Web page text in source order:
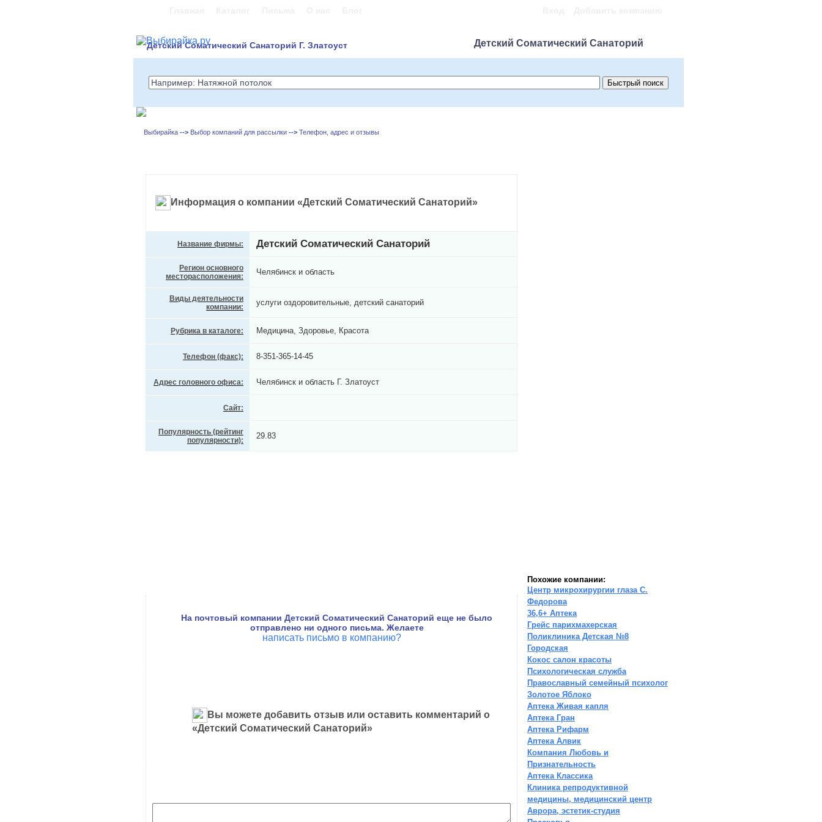
Детский Соматический Санаторий Г. Златоуст Детский Соматический Санаторий
Выбирайка --> Выбор компаний для рассылки --> Телефон, адрес и отзывы
Информация о компании «Детский Соматический Санаторий»
Похожие компании:
Центр микрохирургии глаза С.
Федорова
36,6+ Аптека
Грейс парихмахерская
Поликлиника Детская №8
Городская
Кокос салон красоты
Психологическая служба
Православный семейный психолог
Золотое Яблоко
Аптека Живая капля
Аптека Гран
Аптека Рифарм
Аптека Алвик
Компания Любовь и
Признательность
Аптека Классика
Клиника репродуктивной
медицины, медицинский центр
Аврора, эстетик-студия
Название фирмы: Детский Соматический Санаторий
Регион основного
месторасположения:
Челябинск и область
Виды деятельности
компании:
услуги оздоровительные, детский санаторий
Рубрика в каталоге: Медицина, Здоровье, Красота
Телефон (факс): 8-351-365-14-45
Адрес головного офиса: Челябинск и область Г. Златоуст
Сайт:
Популярность (рейтинг
популярности):
29.83
На почтовый компании Детский Соматический Санаторий еще не было
отправлено ни одного письма. Желаете
написать письмо в компанию?
Вы можете добавить отзыв или оставить комментарий о
«Детский Соматический Санаторий»